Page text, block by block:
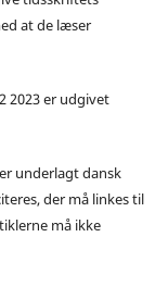
at de læser
2023 er udgivet
underlagt dansk
der må linkes til
må ikke